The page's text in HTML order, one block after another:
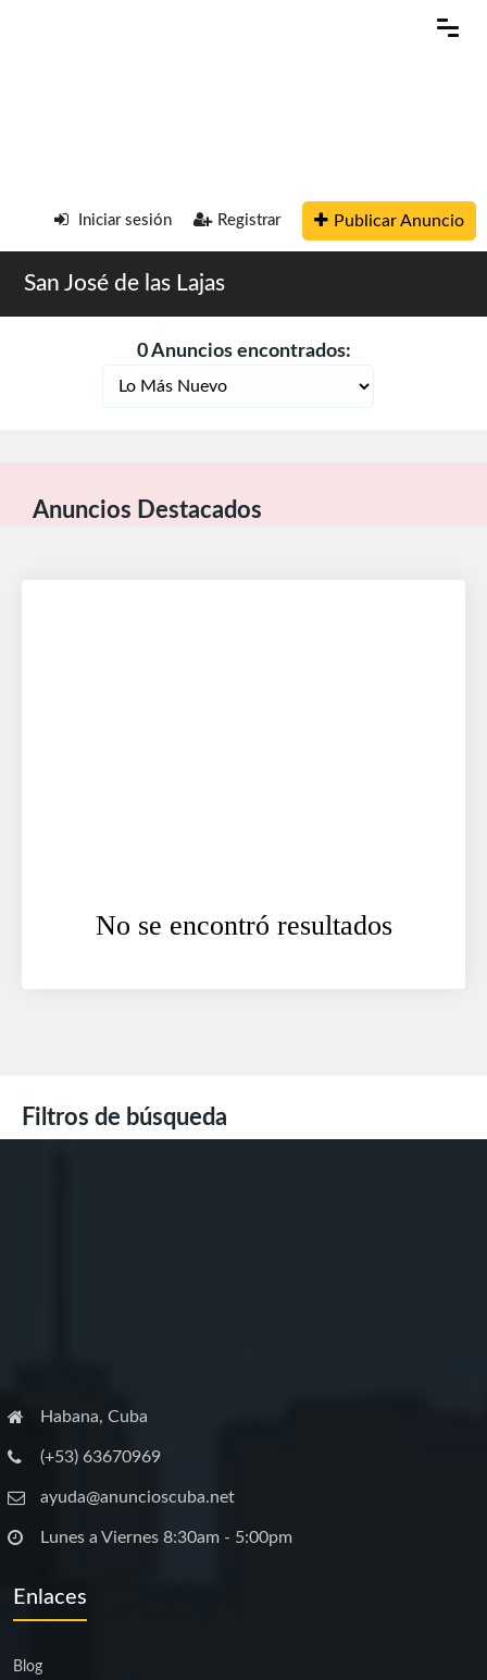
Iniciar sesión Registrar Publicar Anuncio
San José de las Lajas
0 Anuncios encontrados:
Anuncios Destacados
No se encontró resultados
Filtros de búsqueda
Habana, Cuba
(+53) 63670969
ayuda@anuncioscuba.net
Lunes a Viernes 8:30am - 5:00pm
Enlaces
Blog